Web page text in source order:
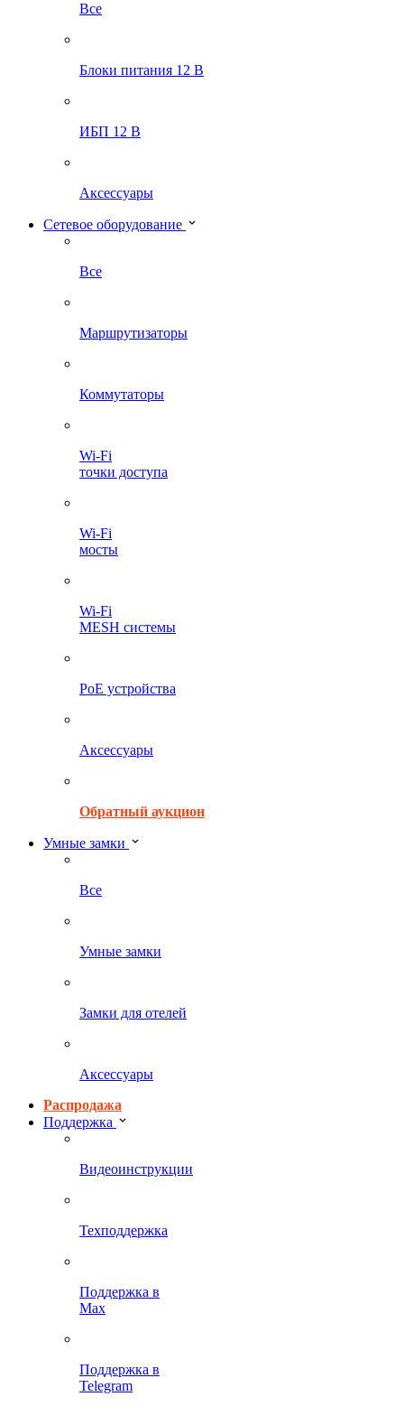
Все
Блоки питания 12 В
ИБП 12 В
Аксессуары
Сетевое оборудование
Все
Маршрутизаторы
Коммутаторы
Wi-Fi
точки доступа
Wi-Fi
мосты
Wi-Fi
MESH системы
PoE устройства
Аксессуары
Обратный аукцион
Умные замки
Все
Умные замки
Замки для отелей
Аксессуары
Распродажа
Поддержка
Видеоинструкции
Техподдержка
Поддержка в
Max
Поддержка в
Telegram